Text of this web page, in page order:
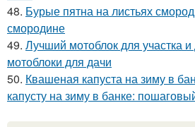
48. Бурые пятна на листьях
смородине
49. Лучший мотоблок для участка
мотоблоки для дачи
50. Квашеная капуста на зиму в
капусту на зиму в банке: